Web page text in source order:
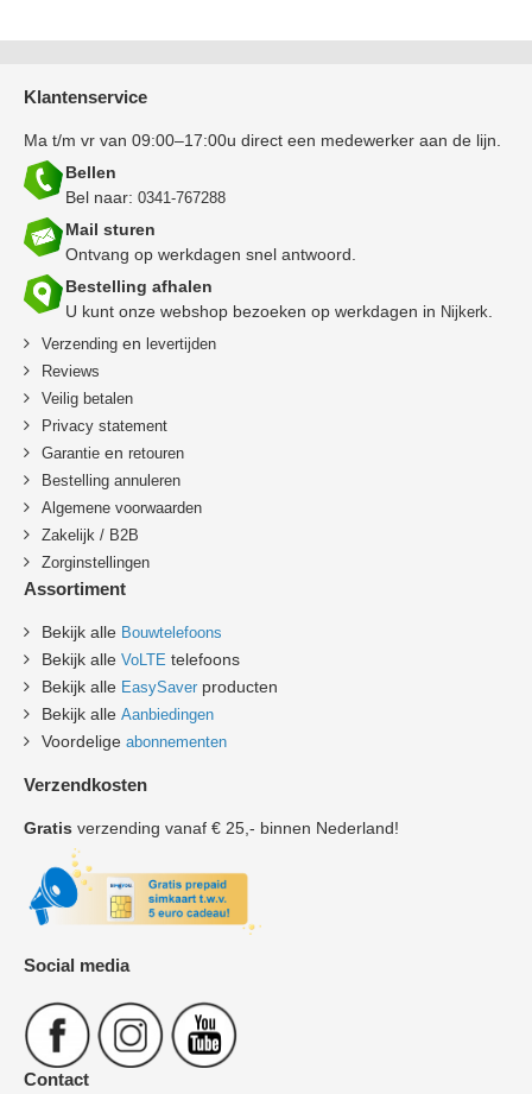
Klantenservice
Ma t/m vr van 09:00–17:00u direct een medewerker aan de lijn.
Bellen
Bel naar: 0341-767288
Mail sturen
Ontvang op werkdagen snel antwoord.
Bestelling afhalen
U kunt onze webshop bezoeken op werkdagen in Nijkerk
Verzending en levertijden
Reviews
Veilig betalen
Privacy statement
Garantie en retouren
Bestelling annuleren
Algemene voorwaarden
Zakelijk / B2B
Zorginstellingen
Assortiment
Bekijk alle Bouwtelefoons
Bekijk alle VoLTE telefoons
Bekijk alle EasySaver producten
Bekijk alle Aanbiedingen
Voordelige abonnementen
Verzendkosten
Gratis verzending vanaf € 25,- binnen Nederland!
Social media
Contact